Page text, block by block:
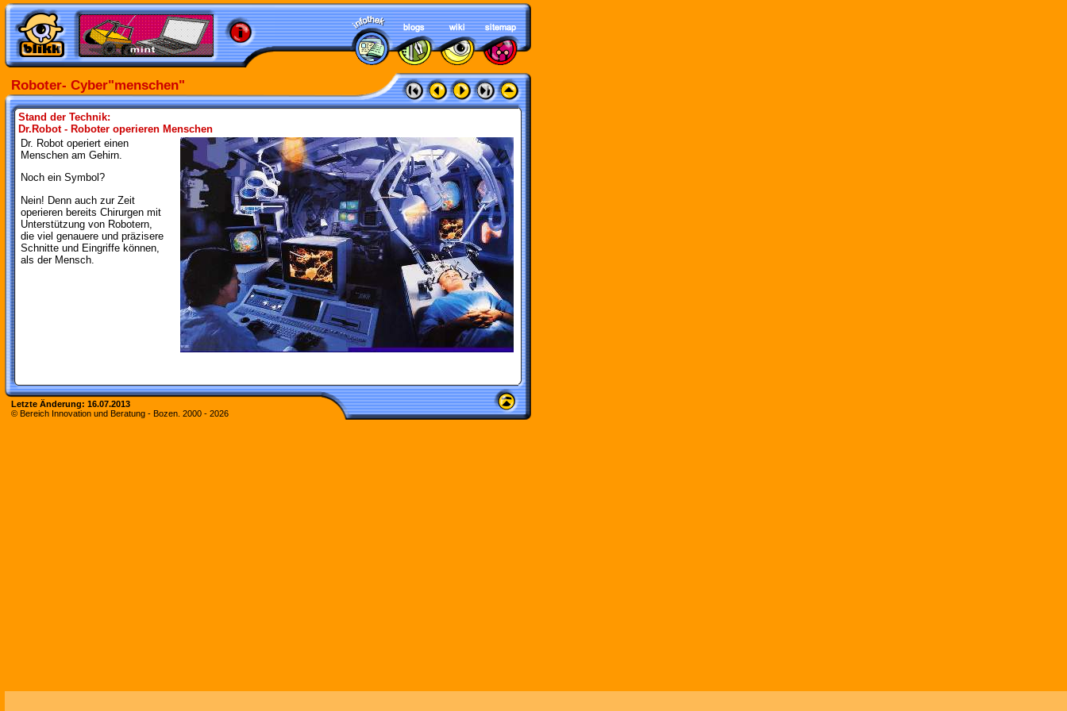
Roboter- Cyber"menschen"
Stand der Technik:
Dr.Robot - Roboter operieren Menschen
Dr. Robot operiert einen
Menschen am Gehirn.
Noch ein Symbol?
Nein! Denn auch zur Zeit
operieren bereits Chirurgen mit
Unterstützung von Robotern,
die viel genauere und präzisere
Schnitte und Eingriffe können,
als der Mensch.
Letzte Änderung: 16.07.2013
© Bereich Innovation und Beratung - Bozen. 2000 - 2026